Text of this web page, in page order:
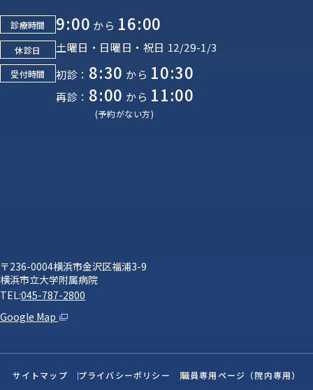
診療時間 9:00 から 16:00
休診日 土曜日・日曜日・祝日 12/29-1/3
受付時間 初診： 8:30 から 10:30
再診： 8:00 から 11:00
(予約がない方)
〒236-0004横浜市金沢区福浦3-9
横浜市立大学附属病院
TEL:045-787-2800
Google Map
サイトマップ プライバシーポリシー 職員専用ページ（院内専用）